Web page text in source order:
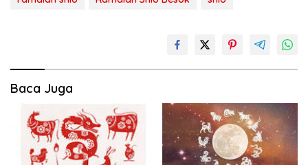
Baca Juga